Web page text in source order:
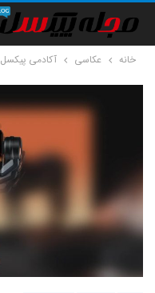
خانه عکاسی آکادمی پیکسل